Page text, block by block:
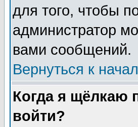
для того, чтобы
администратор
вами сообщений.
Вернуться к
Когда я щёлкаю
войти?